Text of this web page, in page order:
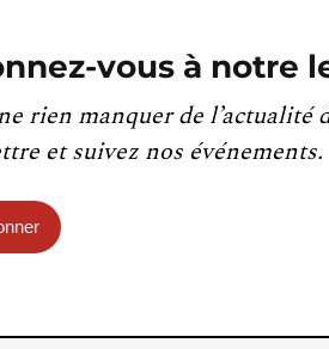
vous à notre
rien manquer de l’actualité
et suivez nos événements.